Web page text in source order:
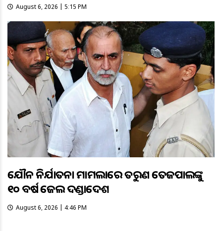
August 6, 2026 | 5:15 PM
ଯୌନ ନିର୍ଯାତନା ମାମଲାରେ ତରୁଣ ତେଜପାଲଙ୍କୁ
୧୦ ବର୍ଷ ଜେଲ ଦଣ୍ଡାଦେଶ
August 6, 2026 | 4:46 PM